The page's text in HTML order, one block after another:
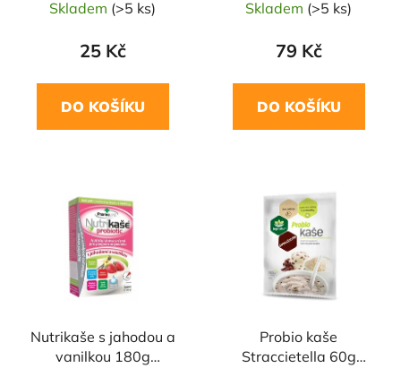
Skladem (>5 ks)
25 Kč
DO KOŠÍKU
Skladem (>5 ks)
79 Kč
DO KOŠÍKU
Nutrikaše s jahodou a
vanilkou 180g
Probio kaše
Straccietella 60g